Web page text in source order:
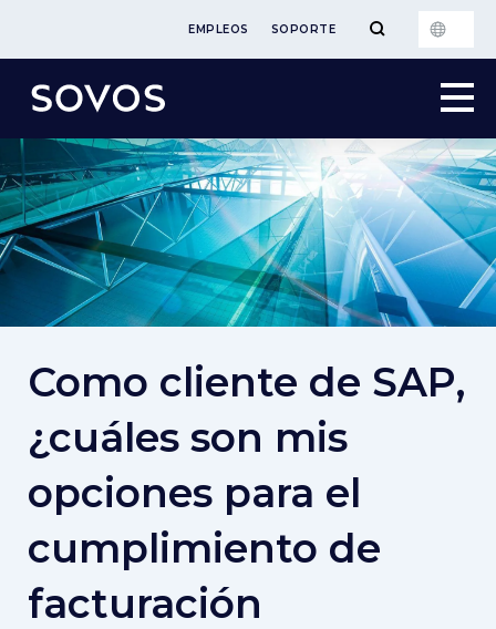
EMPLEOS SOPORTE
Como cliente de SAP,
¿cuáles son mis
opciones para el
cumplimiento de
facturación